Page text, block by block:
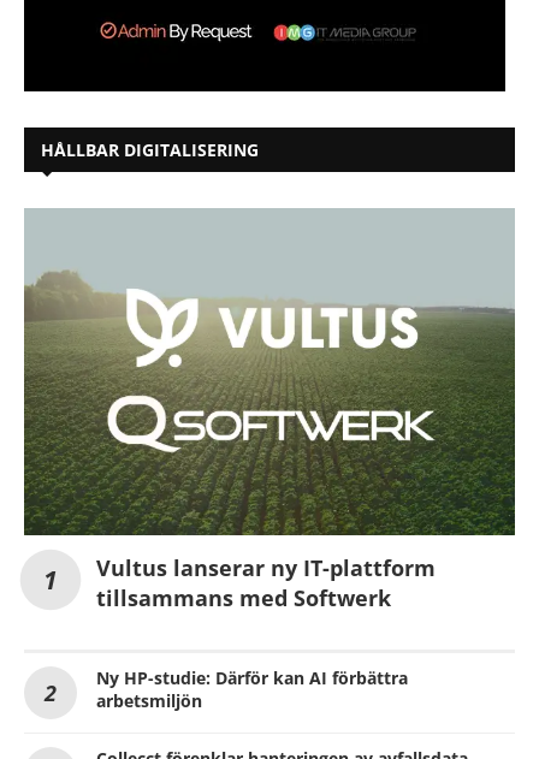
HÅLLBAR DIGITALISERING
Vultus lanserar ny IT-plattform
tillsammans med Softwerk
Ny HP-studie: Därför kan AI förbättra
arbetsmiljön